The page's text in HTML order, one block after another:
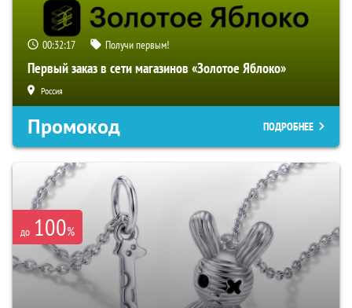
00:32:16 Получи первым!
Первый заказ в сети магазинов «Золотое Яблоко»
Россия
Промокод ПОДРОБНЕЕ
до 100%